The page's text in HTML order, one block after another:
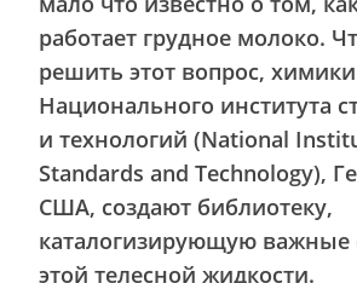
работает грудное молоко.
решить этот вопрос,
Национального института
и технологий (National
Standards and Technology),
США, создают библиотеку,
каталогизирующую важные
этой телесной жидкости.